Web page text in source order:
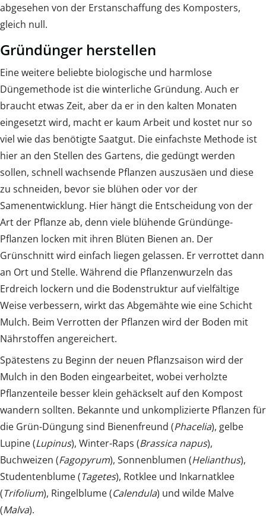
abgesehen von der Erstanschaffung des Komposters,
gleich null.
Gründünger herstellen
Eine weitere beliebte biologische und harmlose
Düngemethode ist die winterliche Gründung. Auch er
braucht etwas Zeit, aber da er in den kalten Monaten
eingesetzt wird, macht er kaum Arbeit und kostet nur so
viel wie das benötigte Saatgut. Die einfachste Methode ist
hier an den Stellen des Gartens, die gedüngt werden
sollen, schnell wachsende Pflanzen auszusäen und diese
zu schneiden, bevor sie blühen oder vor der
Samenentwicklung. Hier hängt die Entscheidung von der
Art der Pflanze ab, denn viele blühende Gründünge-
Pflanzen locken mit ihren Blüten Bienen an. Der
Grünschnitt wird einfach liegen gelassen. Er verrottet dann
an Ort und Stelle. Während die Pflanzenwurzeln das
Erdreich lockern und die Bodenstruktur auf vielfältige
Weise verbessern, wirkt das Abgemähte wie eine Schicht
Mulch. Beim Verrotten der Pflanzen wird der Boden mit
Nährstoffen angereichert.
Spätestens zu Beginn der neuen Pflanzsaison wird der
Mulch in den Boden eingearbeitet, wobei verholzte
Pflanzenteile besser klein gehäckselt auf den Kompost
wandern sollten. Bekannte und unkomplizierte Pflanzen für
die Grün-Düngung sind Bienenfreund (Phacelia), gelbe
Lupine (Lupinus), Winter-Raps (Brassica napus),
Buchweizen (Fagopyrum), Sonnenblumen (Helianthus),
Studentenblume (Tagetes), Rotklee und Inkarnatklee
(Trifolium), Ringelblume (Calendula) und wilde Malve
(Malva).